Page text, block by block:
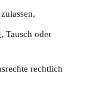
Tausch oder
rechtlich